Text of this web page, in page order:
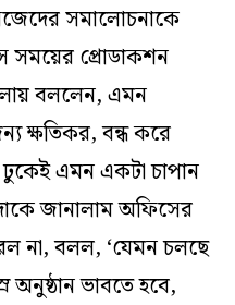
সমালোচনাকে
সময়ের প্রোডাকশন
বললেন, এমন
ক্ষতিকর, বন্ধ করে
এমন একটা চাপান
জানালাম অফিসের
না, বলল, ‘যেমন চলছে
ভাবতে হবে,